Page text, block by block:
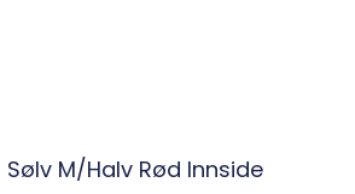
Sølv M/halv Rød Innside